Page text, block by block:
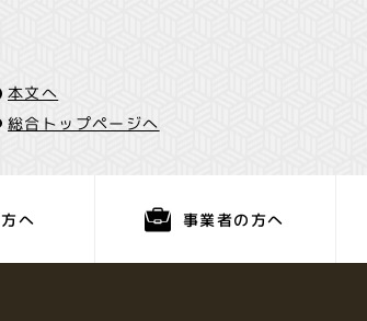
本文へ
総合トップページへ
へ 事業者の方へ